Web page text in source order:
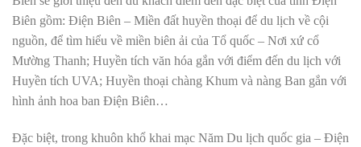
Biên gồm: Điện Biên – Miền đất huyền thoại để du lịch về cội
nguồn, để tìm hiểu về miền biên ải của Tổ quốc – Nơi xứ cổ
Mường Thanh; Huyền tích văn hóa gắn với điểm đến du lịch với
Huyền tích UVA; Huyền thoại chàng Khum và nàng Ban gắn với
hình ảnh hoa ban Điện Biên…
Đặc biệt, trong khuôn khổ khai mạc Năm Du lịch quốc gia – Điện